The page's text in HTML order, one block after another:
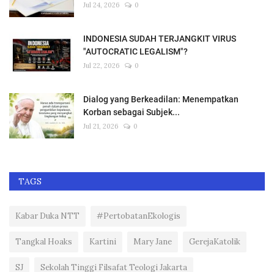
Jul 24, 2026 0
INDONESIA SUDAH TERJANGKIT VIRUS
"AUTOCRATIC LEGALISM"?
Jul 22, 2026 0
Dialog yang Berkeadilan: Menempatkan
Korban sebagai Subjek...
Jul 21, 2026 0
TAGS
Kabar Duka NTT #PertobatanEkologis
Tangkal Hoaks Kartini Mary Jane GerejaKatolik
SJ Sekolah Tinggi Filsafat Teologi Jakarta